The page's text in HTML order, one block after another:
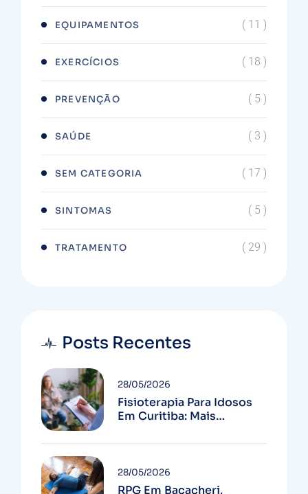
EQUIPAMENTOS ( 11 )
EXERCÍCIOS ( 18 )
PREVENÇÃO ( 5 )
SAÚDE ( 3 )
SEM CATEGORIA ( 17 )
SINTOMAS ( 5 )
TRATAMENTO ( 29 )
Posts Recentes
Fisioterapia Para Idosos
Em Curitiba: Mais
Quedas
28/05/2026
RPG Em Bacacheri,
28/05/2026